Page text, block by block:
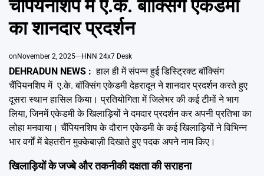
चैंपियनशिप में ए.के. बॉक्सिंग एकेडमी
का शानदार प्रदर्शन
on November 2, 2025 HNN 24x7 Desk
DEHRADUN NEWS : हाल ही में संपन्न हुई डिस्ट्रिक्ट बॉक्सिंग
चैंपियनशिप में ए.के. बॉक्सिंग एकेडमी देहरादून ने शानदार प्रदर्शन करते हुए
दूसरा स्थान हासिल किया। प्रतियोगिता में जिलेभर की कई टीमों ने भाग
लिया, जिनमें एकेडमी के खिलाड़ियों ने दमदार प्रदर्शन कर अपनी प्रतिभा का
लोहा मनवाया। चैंपियनशिप के दौरान एकेडमी के कई खिलाड़ियों ने विभिन्न
भार वर्गों में बेहतरीन मुक्केबाज़ी दिखाते हुए पदक अपने नाम किए।
खिलाड़ियों के जज्बे और तकनीकी दक्षता की सराहना